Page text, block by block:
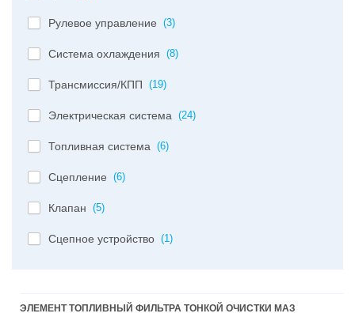
Рулевое управление (3)
Система охлаждения (8)
Трансмиссия/КПП (19)
Электрическая система (24)
Топливная система (6)
Сцепление (6)
Клапан (5)
Сцепное устройство (1)
ЭЛЕМЕНТ ТОПЛИВНЫЙ ФИЛЬТРА ТОНКОЙ ОЧИСТКИ МАЗ